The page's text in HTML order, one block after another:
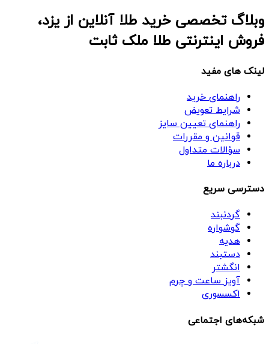
وبلاگ تخصصی خرید طلا آنلاین از یزد،
فروش اینترنتی طلا ملک ثابت
لینک های مفید
راهنمای خرید
شرایط تعویض
راهنمای تعیین سایز
قوانین و مقررات
سؤالات متداول
درباره ما
دسترسی سریع
گردنبند
گوشواره
هدیه
دستبند
انگشتر
آویز ساعت و چرم
اکسسوری
شبکه‌های اجتماعی